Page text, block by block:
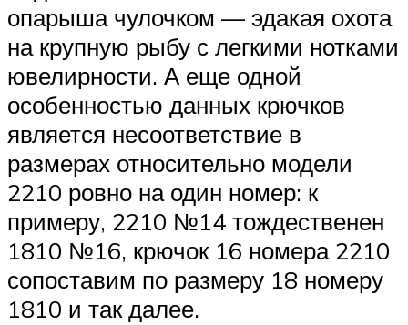
опарыша чулочком — эдакая охота
на крупную рыбу с легкими нотками
ювелирности. А еще одной
особенностью данных крючков
является несоответствие в
размерах относительно модели
2210 ровно на один номер: к
примеру, 2210 №14 тождественен
1810 №16, крючок 16 номера 2210
сопоставим по размеру 18 номеру
1810 и так далее.